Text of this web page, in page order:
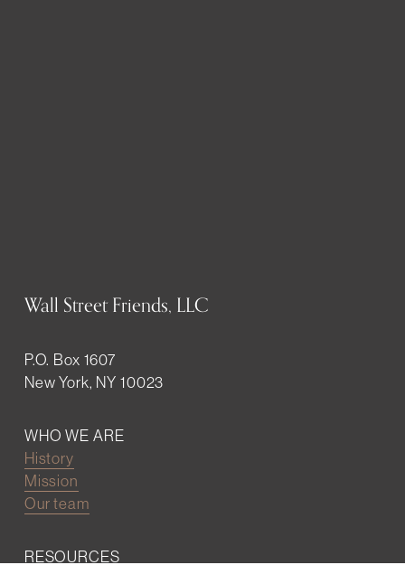
Wall Street Friends, LLC
P.O. Box 1607
New York, NY 10023
WHO WE ARE
History
Mission
Our team
RESOURCES